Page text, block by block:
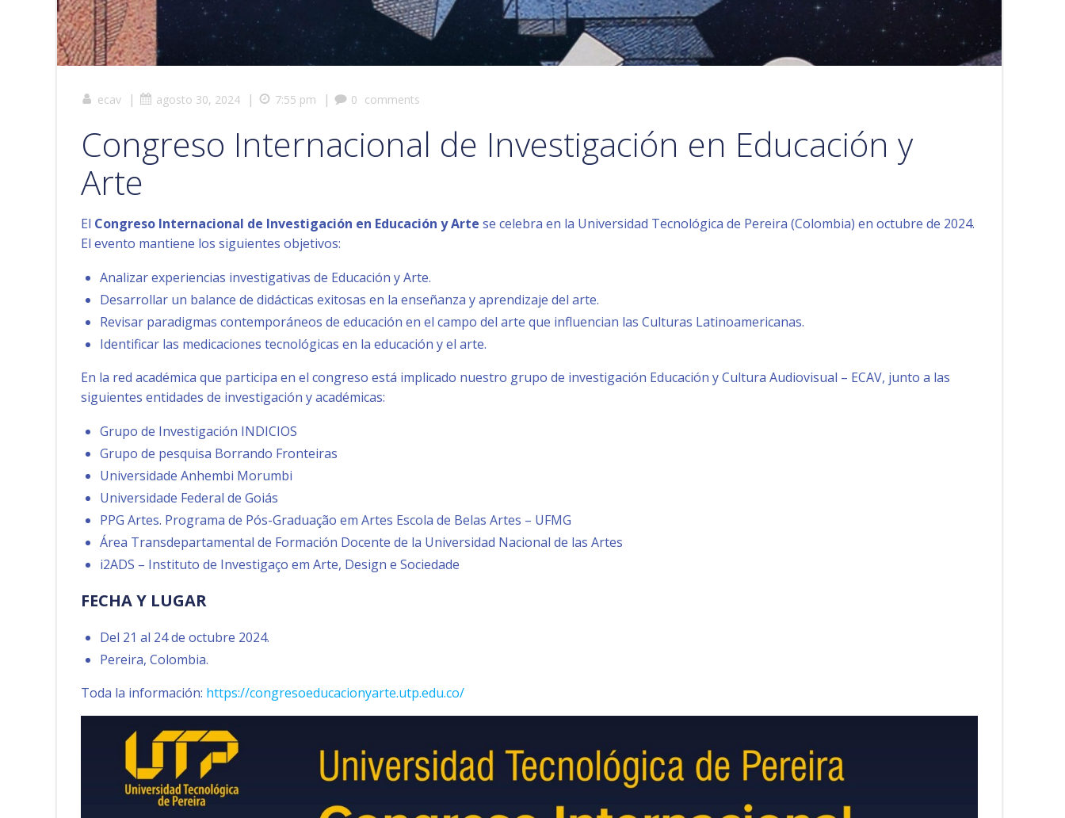
ecav | agosto 30, 2024 | 7:55 pm | 0 comments
Congreso Internacional de Investigación en Educación y
Arte
El Congreso Internacional de Investigación en Educación y Arte se celebra en la Universidad Tecnológica de Pereira (Colombia) en octubre de 2024.
El evento mantiene los siguientes objetivos:
Analizar experiencias investigativas de Educación y Arte.
Desarrollar un balance de didácticas exitosas en la enseñanza y aprendizaje del arte.
Revisar paradigmas contemporáneos de educación en el campo del arte que influencian las Culturas Latinoamericanas.
Identificar las medicaciones tecnológicas en la educación y el arte.
En la red académica que participa en el congreso está implicado nuestro grupo de investigación Educación y Cultura Audiovisual – ECAV, junto a las
siguientes entidades de investigación y académicas:
Grupo de Investigación INDICIOS
Grupo de pesquisa Borrando Fronteiras
Universidade Anhembi Morumbi
Universidade Federal de Goiás
PPG Artes. Programa de Pós-Graduação em Artes Escola de Belas Artes – UFMG
Área Transdepartamental de Formación Docente de la Universidad Nacional de las Artes
i2ADS – Instituto de Investigaço em Arte, Design e Sociedade
FECHA Y LUGAR
Del 21 al 24 de octubre 2024.
Pereira, Colombia.
Toda la información: https://congresoeducacionyarte.utp.edu.co/